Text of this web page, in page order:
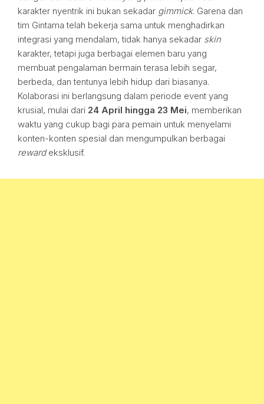
karakter nyentrik ini bukan sekadar gimmick. Garena dan
tim Gintama telah bekerja sama untuk menghadirkan
integrasi yang mendalam, tidak hanya sekadar skin
karakter, tetapi juga berbagai elemen baru yang
membuat pengalaman bermain terasa lebih segar,
berbeda, dan tentunya lebih hidup dari biasanya.
Kolaborasi ini berlangsung dalam periode event yang
krusial, mulai dari 24 April hingga 23 Mei, memberikan
waktu yang cukup bagi para pemain untuk menyelami
konten-konten spesial dan mengumpulkan berbagai
rewardeksklusif.